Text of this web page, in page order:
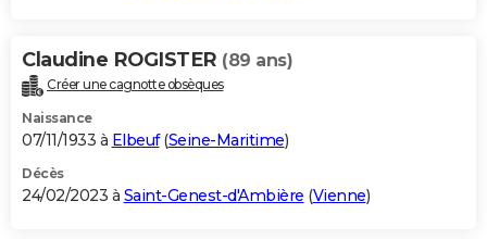
Claudine ROGISTER (89 ans)
Créer une cagnotte obsèques
Naissance
07/11/1933 à Elbeuf(Seine-Maritime)
Décès
24/02/2023 à Saint-Genest-d'Ambière (Vienne)